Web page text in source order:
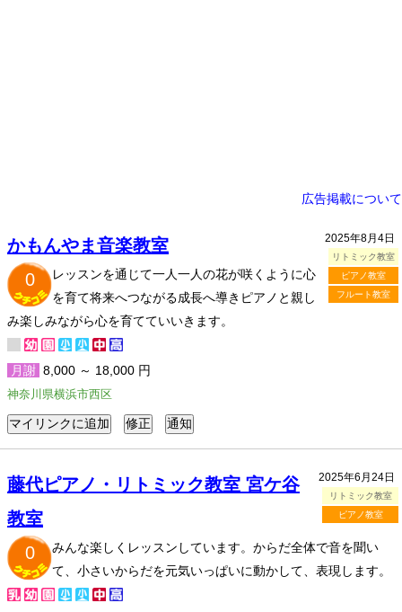
広告掲載について
2025年8月4日
リトミック教室
ピアノ教室
フルート教室
かもんやま音楽教室
0
レッスンを通じて一人一人の花が咲くように心
を育て将来へつながる成長へ導きピアノと親し
み楽しみながら心を育てていいきます。
月謝 8,000 ～ 18,000 円
神奈川県横浜市西区
2025年6月24日
リトミック教室
ピアノ教室
藤代ピアノ・リトミック教室 宮ケ谷
教室
0
みんな楽しくレッスンしています。からだ全体で音を聞い
て、小さいからだを元気いっぱいに動かして、表現します。